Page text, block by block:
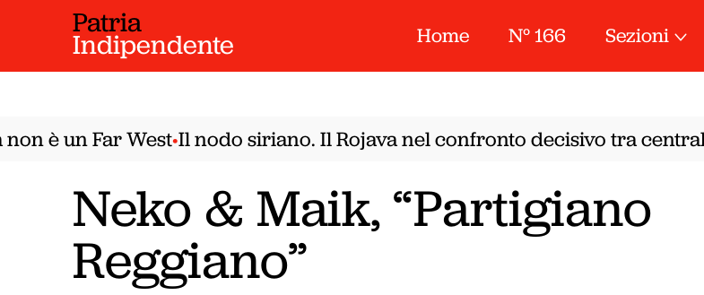
Patria
Indipendente Home N° 166 Sezioni
è un Far West•Il nodo siriano. Il Rojava nel confronto decisivo tra
Neko & Maik, “Partigiano
Reggiano”